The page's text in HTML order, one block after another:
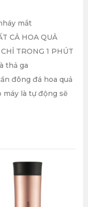
mắt
CẢ HOA QUẢ
TRONG 1 PHÚT
thả ga
đông đá hoa quả
máy là tự động sẽ